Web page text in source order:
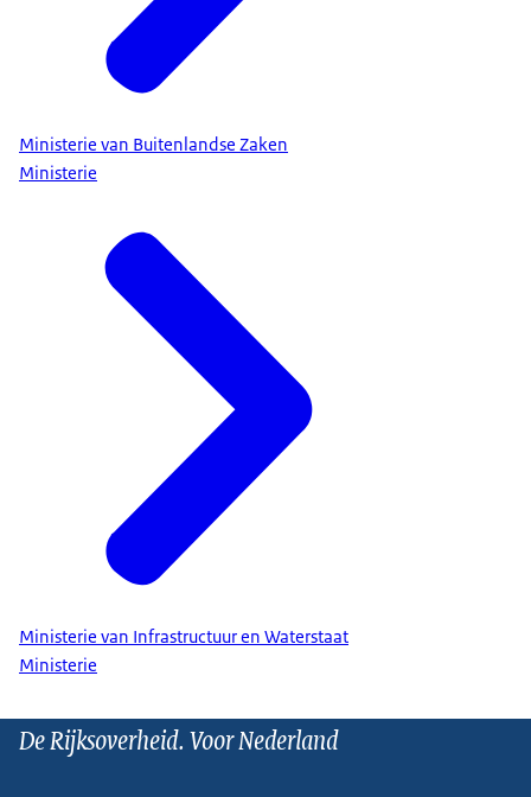
Ministerie van Buitenlandse Zaken
Ministerie
Ministerie van Infrastructuur en Waterstaat
Ministerie
De Rijksoverheid. Voor Nederland